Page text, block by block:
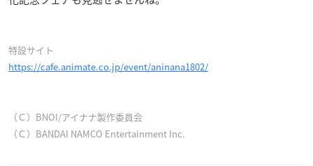
特設サイト
https://cafe.animate.co.jp/event/aninana1802/
（Ｃ）BNOI/アイナナ製作委員会
（Ｃ）BANDAI NAMCO Entertainment Inc.